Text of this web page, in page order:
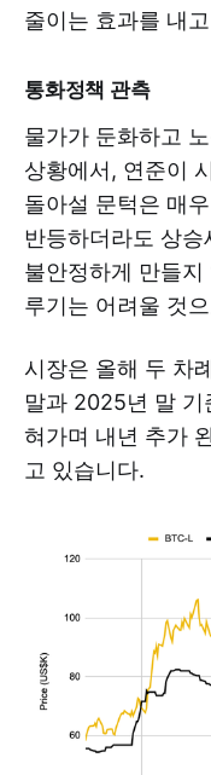
줄이는 효과를 내
통화정책 관측
물가가 둔화하고
상황에서, 연준이
돌아설 문턱은 매
반등하더라도 상
불안정하게 만들
루기는 어려울 것
시장은 올해 두 차
말과 2025년 말 기
혀가며 내년 추가
고 있습니다.